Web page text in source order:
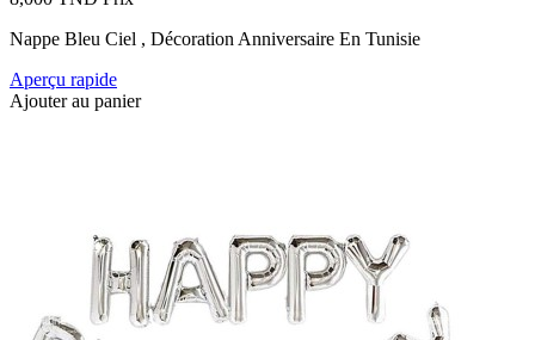
Nappe Bleu Ciel , Décoration Anniversaire En Tunisie
Aperçu rapide
Ajouter au panier